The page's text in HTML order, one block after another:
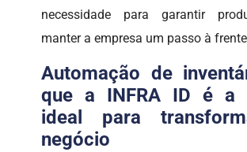
necessidade para garantir
manter a empresa um passo à
Automação de
que a INFRA ID é a
ideal para
negócio